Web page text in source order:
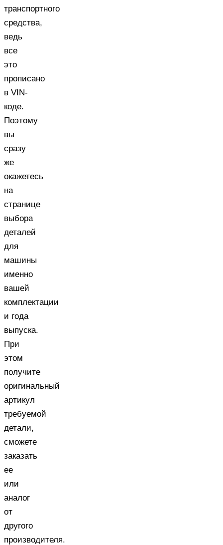
транспортного
средства,
ведь
все
это
прописано
в VIN-
коде.
Поэтому
вы
сразу
же
окажетесь
на
странице
выбора
деталей
для
машины
именно
вашей
комплектации
и года
выпуска.
При
этом
получите
оригинальный
артикул
требуемой
детали,
сможете
заказать
ее
или
аналог
от
другого
производителя.